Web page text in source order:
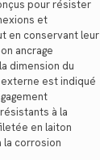
pour résister
et
en conservant leur
ancrage
dimension du
est indiqué
à la
en laiton
la corrosion